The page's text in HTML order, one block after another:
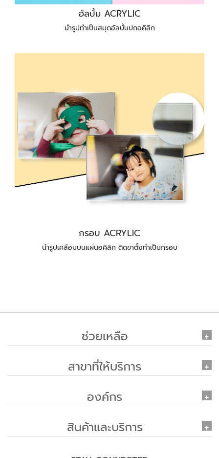
อัลบั้ม ACRYLIC
นำรูปทำเป็นสมุดอัลบั้มปกอคิลิก
กรอบ ACRYLIC
นำรูปเคลือบบนแผ่นอคิลิก ติดขาตั้งทำเป็นกรอบ
ช่วยเหลือ
สาขาที่ให้บริการ
องค์กร
สินค้าและบริการ